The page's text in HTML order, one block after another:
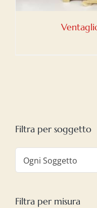
Filtra per soggetto
Ogni Soggetto
Filtra per misura